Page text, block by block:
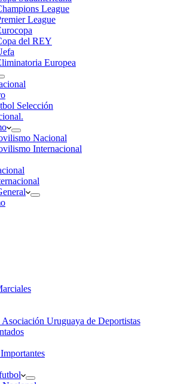
League
League
del REY
Europea
Selección
Nacional
Internacional
Uruguaya de Deportistas